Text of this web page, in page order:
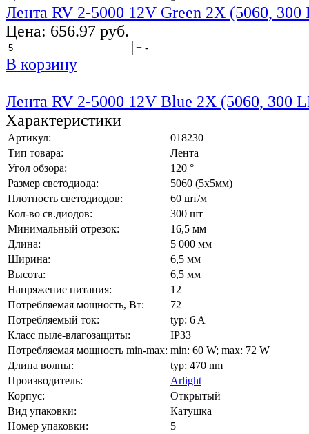
Лента RV 2-5000 12V Green 2X (5060, 300
Цена: 656.97 руб.
+ -
В корзину
Лента RV 2-5000 12V Blue 2X (5060, 300
Характеристики
Артикул:
018230
Тип товара:
Лента
Угол обзора:
120 °
Размер светодиода:
5060 (5x5мм)
Плотность светодиодов:
60 шт/м
Кол-во св.диодов:
300 шт
Минимальный отрезок:
16,5 мм
Длина:
5 000 мм
Ширина:
6,5 мм
Высота:
6,5 мм
Напряжение питания:
12
Потребляемая мощность, Вт:
72
Потребляемый ток:
typ: 6 A
Класс пыле-влагозащиты:
IP33
Потребляемая мощность min-max: min: 60 W; max: 72 W
Длина волны:
typ: 470 nm
Производитель:
Arlight
Корпус:
Открытый
Вид упаковки:
Катушка
Номер упаковки:
5